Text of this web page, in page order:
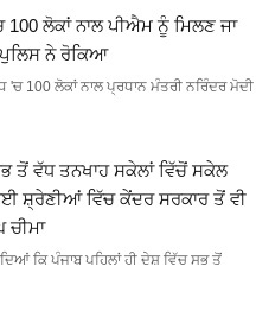
100 ਲੋਕਾਂ ਨਾਲ ਪੀਐਮ ਨੂੰ ਮਿਲਣ ਜਾ
ਨੇ ਰੋਕਿਆ
100 ਲੋਕਾਂ ਨਾਲ ਪ੍ਰਧਾਨ ਮੰਤਰੀ ਨਰਿੰਦਰ ਮੋਦੀ
ਤੋਂ ਵੱਧ ਤਨਖਾਹ ਸਕੇਲਾਂ ਵਿੱਚੋਂ ਸਕੇਲ
ਸ਼੍ਰੇਣੀਆਂ ਵਿੱਚ ਕੇਂਦਰ ਸਰਕਾਰ ਤੋਂ ਵੀ
ਚੀਮਾ
ਕਿ ਪੰਜਾਬ ਪਹਿਲਾਂ ਹੀ ਦੇਸ਼ ਵਿੱਚ ਸਭ ਤੋਂ